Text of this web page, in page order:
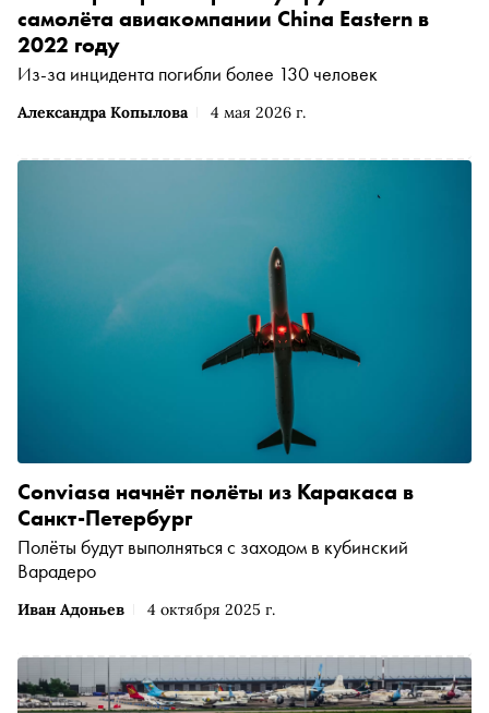
Александра Копылова 4 мая 2026 г.
самолёта авиакомпании China Eastern в
2022 году
Из-за инцидента погибли более 130 человек
Иван Адоньев 4 октября 2025 г.
Conviasa начнёт полёты из Каракаса в
Санкт-Петербург
Полёты будут выполняться с заходом в кубинский
Варадеро